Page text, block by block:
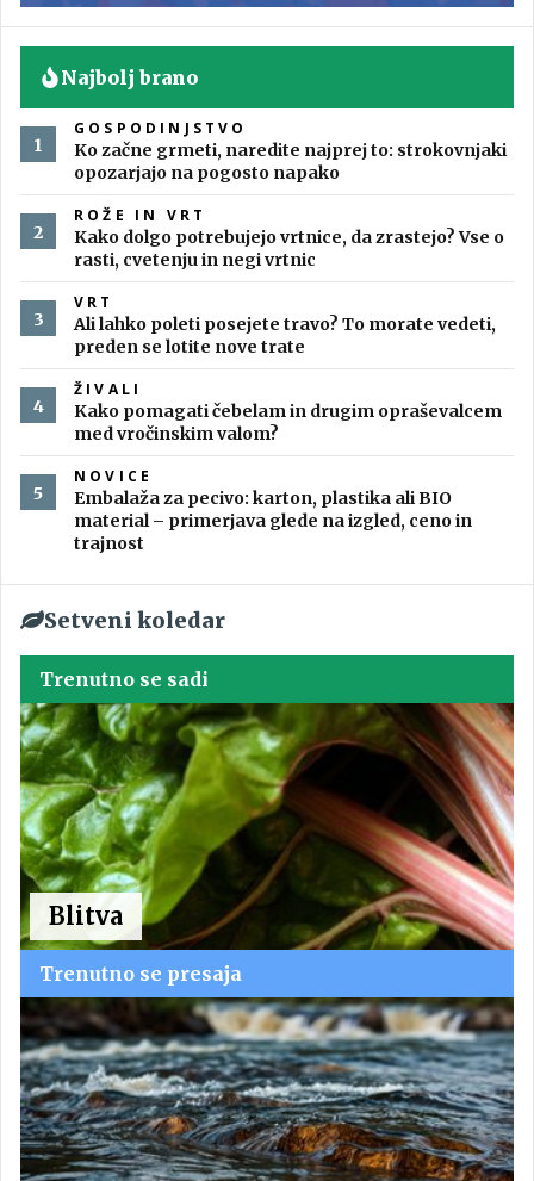
Najbolj brano
GOSPODINJSTVO
Ko začne grmeti, naredite najprej to: strokovnjaki
opozarjajo na pogosto napako
ROŽE IN VRT
Kako dolgo potrebujejo vrtnice, da zrastejo? Vse o
rasti, cvetenju in negi vrtnic
VRT
Ali lahko poleti posejete travo? To morate vedeti,
preden se lotite nove trate
ŽIVALI
Kako pomagati čebelam in drugim opraševalcem
med vročinskim valom?
NOVICE
Embalaža za pecivo: karton, plastika ali BIO
material – primerjava glede na izgled, ceno in
trajnost
Setveni koledar
Trenutno se sadi
Blitva
Trenutno se presaja